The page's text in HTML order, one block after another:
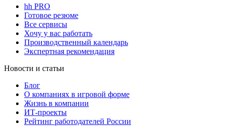
hh PRO
Готовое резюме
Все сервисы
Хочу у вас работать
Производственный календарь
Экспертная рекомендация
Новости и статьи
Блог
О компаниях в игровой форме
Жизнь в компании
ИТ-проекты
Рейтинг работодателей России